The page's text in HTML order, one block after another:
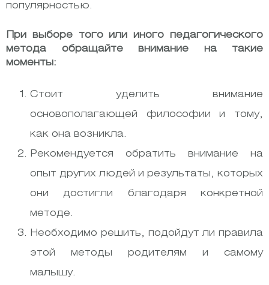
популярностью.
При выборе того или иного педагогического
метода обращайте внимание на такие
моменты:
Стоит уделить внимание
основополагающей философии и тому,
как она возникла.
Рекомендуется обратить внимание на
опыт других людей и результаты, которых
они достигли благодаря конкретной
методе.
Необходимо решить, подойдут ли правила
этой методы родителям и самому
малышу.